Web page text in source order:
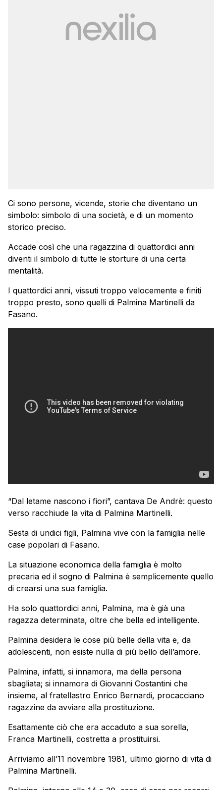
Ci sono persone, vicende, storie che diventano un
simbolo: simbolo di una società, e di un momento
storico preciso.
Accade così che una ragazzina di quattordici anni
diventi il simbolo di tutte le storture di una certa
mentalità.
I quattordici anni, vissuti troppo velocemente e finiti
troppo presto, sono quelli di Palmina Martinelli da
Fasano.
“Dal letame nascono i fiori”, cantava De Andrè: questo
verso racchiude la vita di Palmina Martinelli.
Sesta di undici figli, Palmina vive con la famiglia nelle
case popolari di Fasano.
La situazione economica della famiglia è molto
precaria ed il sogno di Palmina è semplicemente quello
di crearsi una sua famiglia.
Ha solo quattordici anni, Palmina, ma è già una
ragazza determinata, oltre che bella ed intelligente.
Palmina desidera le cose più belle della vita e, da
adolescenti, non esiste nulla di più bello dell’amore.
Palmina, infatti, si innamora, ma della persona
sbagliata; si innamora di Giovanni Costantini che
insieme, al fratellastro Enrico Bernardi, procacciano
ragazzine da avviare alla prostituzione.
Esattamente ciò che era accaduto a sua sorella,
Franca Martinelli, costretta a prostituirsi.
Arriviamo all’11 novembre 1981, ultimo giorno di vita di
Palmina Martinelli.